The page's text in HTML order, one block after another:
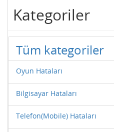
Kategoriler
Tüm kategoriler
Oyun Hataları
Bilgisayar Hataları
Telefon(Mobile) Hataları